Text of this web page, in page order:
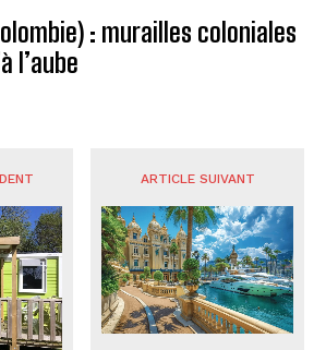
: murailles coloniales
l’aube
ARTICLE SUIVANT